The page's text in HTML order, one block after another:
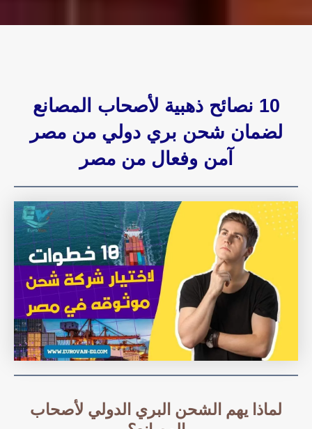
10 نصائح ذهبية لأصحاب المصانع
لضمان شحن بري دولي من مصر
آمن وفعال من مصر
لماذا يهم الشحن البري الدولي لأصحاب